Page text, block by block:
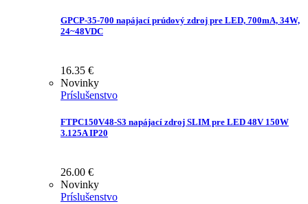
GPCP-35-700 napájací prúdový zdroj pre LED, 700mA, 34W,
24~48VDC
16.35 €
Novinky
Príslušenstvo
FTPC150V48-S3 napájací zdroj SLIM pre LED 48V 150W
3.125A IP20
26.00 €
Novinky
Príslušenstvo